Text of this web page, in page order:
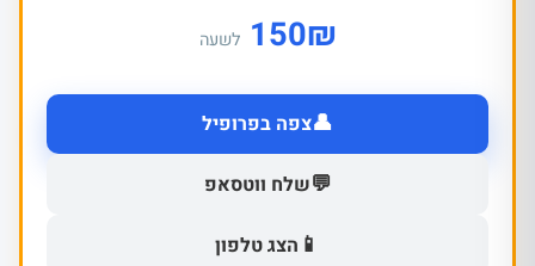
₪
150 לשעה
👤צפה בפרופיל
💬שלח ווטסאפ
📱 הצג טלפון